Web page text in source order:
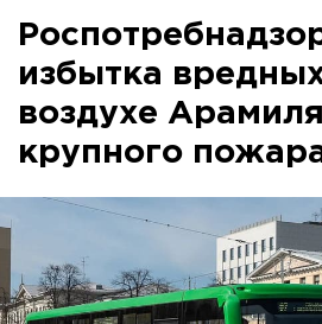
избытка
воздухе
крупного